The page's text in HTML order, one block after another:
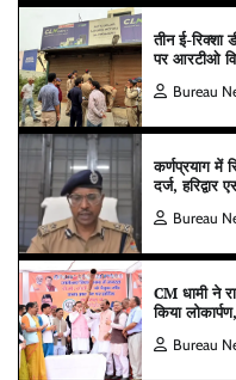
तीन ई-रिक्शा
पर आरटीओ
Bureau
कर्णप्रयाग
दर्ज, हरिद्वार
Bureau
CM धामी ने
किया
Bureau